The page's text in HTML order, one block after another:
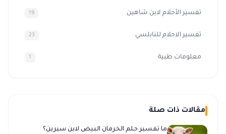
تفسير الأحلام لابن شاهين 19
تفسير الاحلام للنابلسي 23
معلومات طبية 1
مقالات ذات صلة
ما تفسير حلم الخرفان البيض لابن سيرين؟